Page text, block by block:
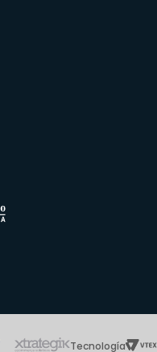
Tecnología